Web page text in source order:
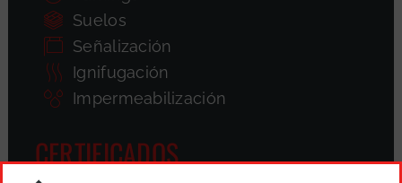
Suelos
Señalización
Ignifugación
Impermeabilización
CERTIFICADOS